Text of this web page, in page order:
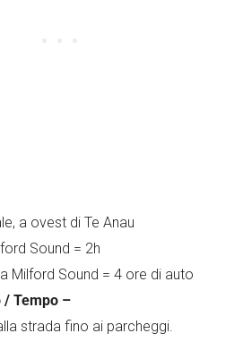
a ovest di Te Anau
Sound = 2h
Milford Sound = 4 ore di auto
/ Tempo –
strada fino ai parcheggi.